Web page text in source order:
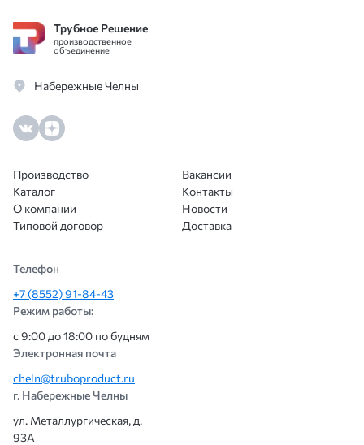
Трубное Решение
производственное
объединение
Набережные Челны
Производство
Каталог
О компании
Типовой договор
Вакансии
Контакты
Новости
Доставка
Телефон
+7 (8552) 91-84-43
Режим работы:
с 9:00 до 18:00 по будням
Электронная почта
cheln@truboproduct.ru
г. Набережные Челны
ул. Металлургическая, д.
93А